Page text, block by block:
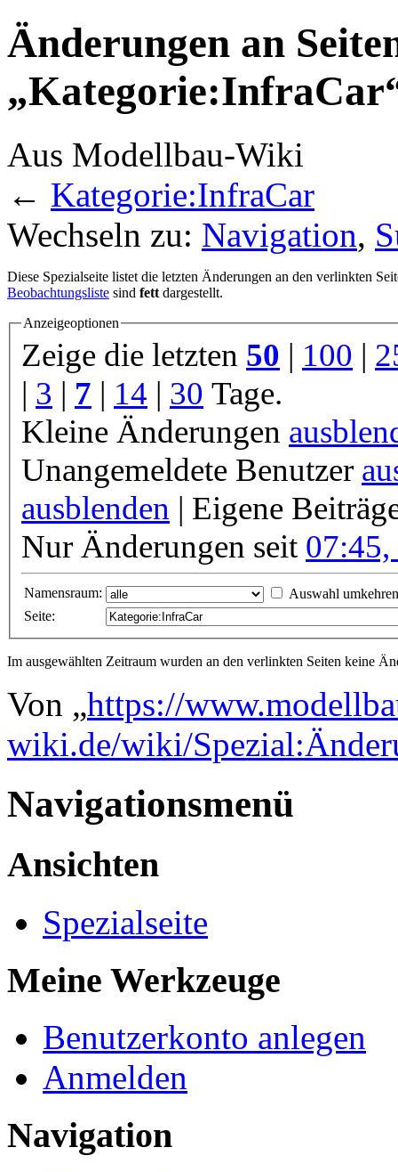
Änderungen an
Aus Modellbau-Wiki
← Kategorie:InfraCar
Wechseln zu: Navigation,
Diese Spezialseite listet die letzten Änderungen an den verlinkten
Beobachtungsliste sind fett dargestellt.
Anzeigeoptionen
Zeige die letzten 50 | 100 |
| 3 | 7 | 14 | 30 Tage.
Kleine Änderungen
Unangemeldete Benutzer
ausblenden | Eigene
Nur Änderungen seit
Namensraum:
Auswahl umkehren
Seite:
Im ausgewählten Zeitraum wurden an den verlinkten Seiten keine
Von „https://
wiki.de/wiki/
Navigationsmenü
Ansichten
Spezialseite
Meine Werkzeuge
Benutzerkonto anlegen
Anmelden
Navigation